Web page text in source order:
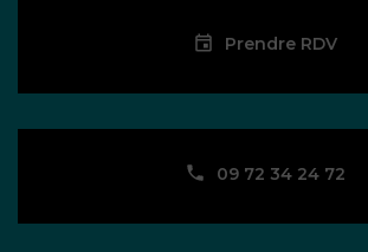
Prendre RDV
09 72 34 24 72